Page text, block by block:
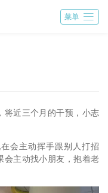
菜单 
将近三个月的干预，小志
会主动挥手跟别人打招
会主动找小朋友，抱着老